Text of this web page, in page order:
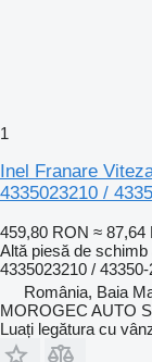
1
Inel Franare
4335023210 /
459,80 RON ≈ 87,64
Altă piesă de
4335023210 /
România, Baia
MOROGEC AUTO
Luați legătura cu